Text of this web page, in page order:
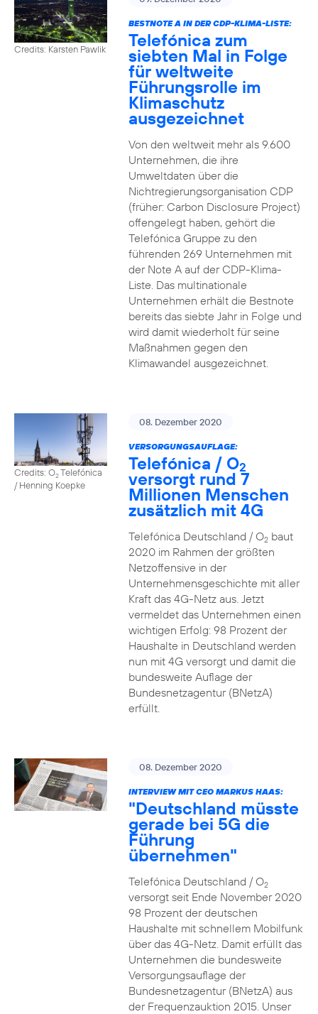
Credits: Karsten Pawlik
BESTNOTE A IN DER CDP-KLIMA-LISTE:
Telefónica zum
siebten Mal in Folge
für weltweite
Führungsrolle im
Klimaschutz
ausgezeichnet
Von den weltweit mehr als 9.600
Unternehmen, die ihre
Umweltdaten über die
Nichtregierungsorganisation CDP
(früher: Carbon Disclosure Project)
offengelegt haben, gehört die
Telefónica Gruppe zu den
führenden 269 Unternehmen mit
der Note A auf der CDP-Klima-
Liste. Das multinationale
Unternehmen erhält die Bestnote
bereits das siebte Jahr in Folge und
wird damit wiederholt für seine
Maßnahmen gegen den
Klimawandel ausgezeichnet.
Credits: O2Telefónica
/ Henning Koepke
08. Dezember 2020
VERSORGUNGSAUFLAGE:
Telefónica / O2
versorgt rund 7
Millionen Menschen
zusätzlich mit 4G
Telefónica Deutschland / O2baut
2020 im Rahmen der größten
Netzoffensive in der
Unternehmensgeschichte mit aller
Kraft das 4G-Netz aus. Jetzt
vermeldet das Unternehmen einen
wichtigen Erfolg: 98 Prozent der
Haushalte in Deutschland werden
nun mit 4G versorgt und damit die
bundesweite Auflage der
Bundesnetzagentur (BNetzA)
erfüllt.
08. Dezember 2020
INTERVIEW MIT CEO MARKUS HAAS:
"Deutschland müsste
gerade bei 5G die
Führung
übernehmen"
Telefónica Deutschland / O2
versorgt seit Ende November 2020
98 Prozent der deutschen
Haushalte mit schnellem Mobilfunk
über das 4G-Netz. Damit erfüllt das
Unternehmen die bundesweite
Versorgungsauflage der
Bundesnetzagentur (BNetzA) aus
der Frequenzauktion 2015. Unser